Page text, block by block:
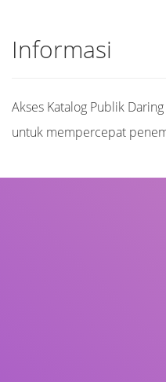
Informasi
Akses Katalog Publik
untuk mempercepat